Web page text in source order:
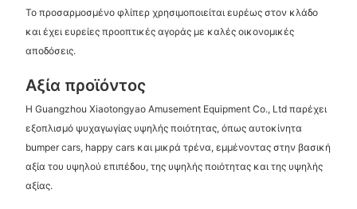
Το προσαρμοσμένο φλίπερ χρησιμοποιείται ευρέως στον κλάδο
και έχει ευρείες προοπτικές αγοράς με καλές οικονομικές
αποδόσεις.
Αξία προϊόντος
Η Guangzhou Xiaotongyao Amusement Equipment Co., Ltd παρέχει
εξοπλισμό ψυχαγωγίας υψηλής ποιότητας, όπως αυτοκίνητα
bumper cars, happy cars και μικρά τρένα, εμμένοντας στην βασική
αξία του υψηλού επιπέδου, της υψηλής ποιότητας και της υψηλής
αξίας.